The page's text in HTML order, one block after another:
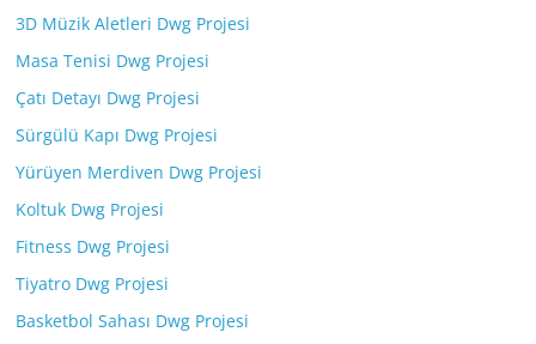
3D Müzik Aletleri Dwg Projesi
Masa Tenisi Dwg Projesi
Çatı Detayı Dwg Projesi
Sürgülü Kapı Dwg Projesi
Yürüyen Merdiven Dwg Projesi
Koltuk Dwg Projesi
Fitness Dwg Projesi
Tiyatro Dwg Projesi
Basketbol Sahası Dwg Projesi